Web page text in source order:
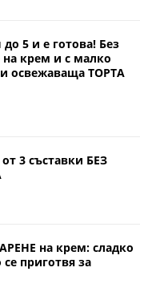
5 и е готова! Без
на крем и с малко
освежаваща ТОРТА
3 съставки БЕЗ
на крем: сладко
приготвя за